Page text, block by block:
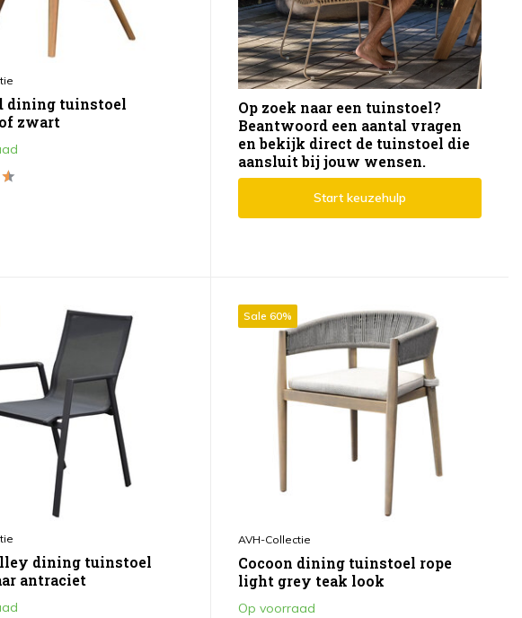
dining tuinstoel
zwart
Op zoek naar een tuinstoel?
Beantwoord een aantal vragen
en bekijk direct de tuinstoel die
aansluit bij jouw wensen.
Start keuzehulp
dining tuinstoel
antraciet
Sale 60%
AVH-Collectie
Cocoon dining tuinstoel rope
light grey teak look
Op voorraad